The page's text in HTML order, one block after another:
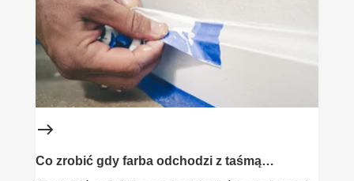
Co zrobić gdy farba odchodzi z taśmą